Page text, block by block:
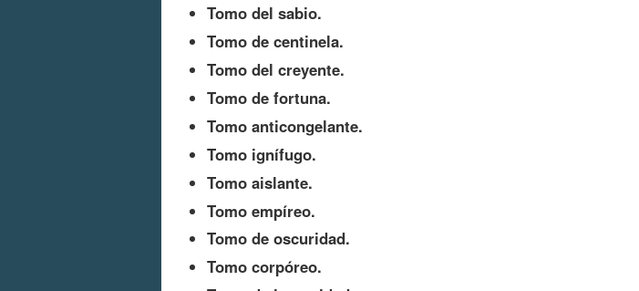
Tomo del sabio.
Tomo de centinela.
Tomo del creyente.
Tomo de fortuna.
Tomo anticongelante.
Tomo ignífugo.
Tomo aislante.
Tomo empíreo.
Tomo de oscuridad.
Tomo corpóreo.